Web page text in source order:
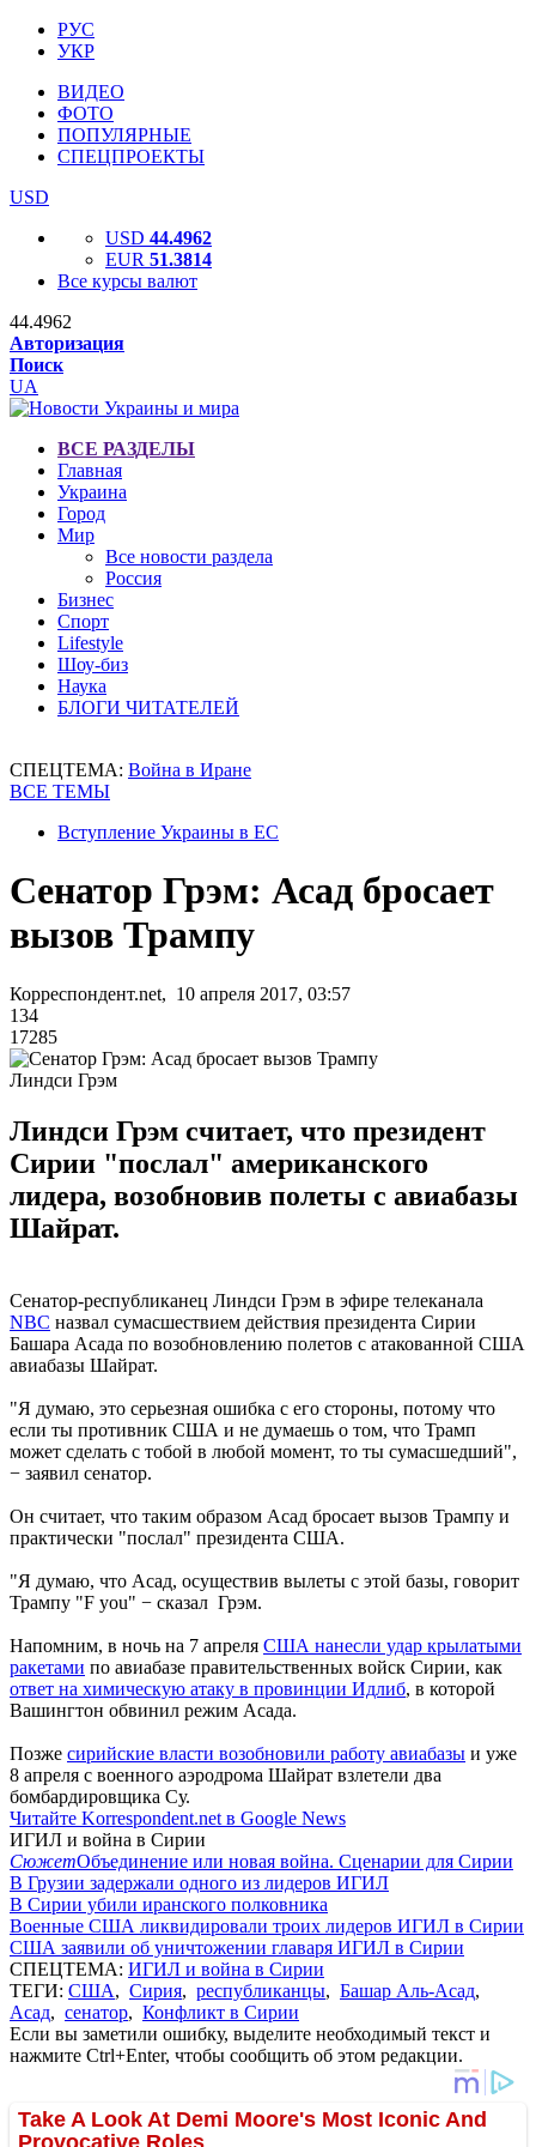
РУС
УКР
ВИДЕО
ФОТО
ПОПУЛЯРНЫЕ
СПЕЦПРОЕКТЫ
USD
USD 44.4962
EUR 51.3814
Все курсы валют
44.4962
Авторизация
Поиск
UA
ВСЕ РАЗДЕЛЫ
Главная
Украина
Город
Мир
Все новости раздела
Россия
Бизнес
Спорт
Lifestyle
Шоу-биз
Наука
БЛОГИ ЧИТАТЕЛЕЙ
СПЕЦТЕМА: Война в Иране
ВСЕ ТЕМЫ
Вступление Украины в ЕС
Сенатор Грэм: Асад бросает
вызов Трампу
Корреспондент.net, 10 апреля 2017, 03:57
134
17285
Линдси Грэм
Линдси Грэм считает, что президент
Сирии "послал" американского
лидера, возобновив полеты с авиабазы
Шайрат.
Сенатор-республиканец Линдси Грэм в эфире телеканала
NBC назвал сумасшествием действия президента Сирии
Башара Асада по возобновлению полетов с атакованной США
авиабазы Шайрат.
"Я думаю, это серьезная ошибка с его стороны, потому что
если ты противник США и не думаешь о том, что Трамп
может сделать с тобой в любой момент, то ты сумасшедший",
− заявил сенатор.
Он считает, что таким образом Асад бросает вызов Трампу и
практически "послал" президента США.
"Я думаю, что Асад, осуществив вылеты с этой базы, говорит
Трампу "F you" − сказал Грэм.
Напомним, в ночь на 7 апреля США нанесли удар крылатыми
ракетами по авиабазе правительственных войск Сирии, как
ответ на химическую атаку в провинции Идлиб, в которой
Вашингтон обвинил режим Асада.
Позже сирийские власти возобновили работу авиабазы и уже
8 апреля с военного аэродрома Шайрат взлетели два
бомбардировщика Су.
Читайте Korrespondent.net в Google News
ИГИЛ и война в Сирии
СюжетОбъединение или новая война. Сценарии для Сирии
В Грузии задержали одного из лидеров ИГИЛ
В Сирии убили иранского полковника
Военные США ликвидировали троих лидеров ИГИЛ в Сирии
США заявили об уничтожении главаря ИГИЛ в Сирии
СПЕЦТЕМА: ИГИЛ и война в Сирии
ТЕГИ: США, Сирия, республиканцы, Башар Аль-Асад,
Асад, сенатор, Конфликт в Сирии
Если вы заметили ошибку, выделите необходимый текст и
нажмите Ctrl+Enter, чтобы сообщить об этом редакции.